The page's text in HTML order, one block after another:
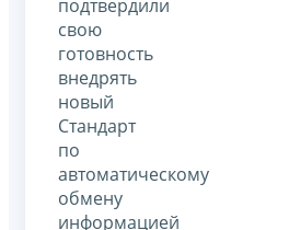
подтвердили
свою
готовность
внедрять
новый
Стандарт
по
автоматическому
обмену
информацией